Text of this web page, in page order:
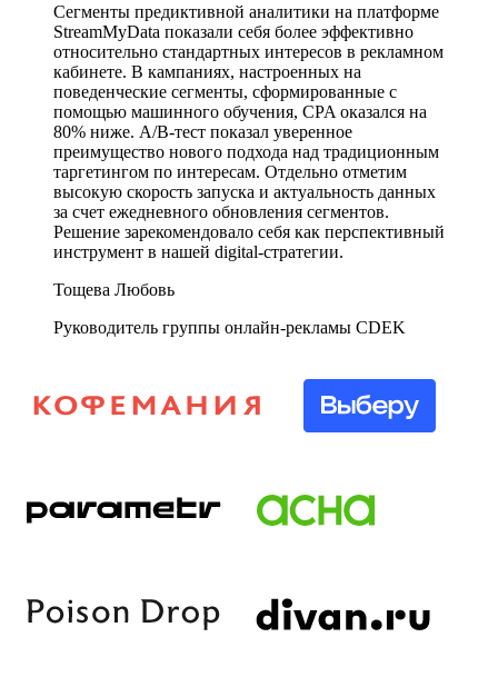
Сегменты предиктивной аналитики на платформе
StreamMyData показали себя более эффективно
относительно стандартных интересов в рекламном
кабинете. В кампаниях, настроенных на
поведенческие сегменты, сформированные с
помощью машинного обучения, CPA оказался на
80% ниже. A/B‑тест показал уверенное
преимущество нового подхода над традиционным
таргетингом по интересам. Отдельно отметим
высокую скорость запуска и актуальность данных
за счет ежедневного обновления сегментов.
Решение зарекомендовало себя как перспективный
инструмент в нашей digital-стратегии.
Тощева Любовь
Руководитель группы онлайн-рекламы CDEK